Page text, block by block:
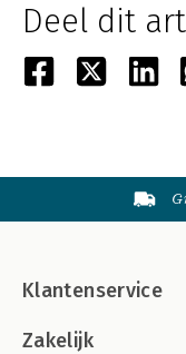
Deel dit
Klantenservice
Zakelijk